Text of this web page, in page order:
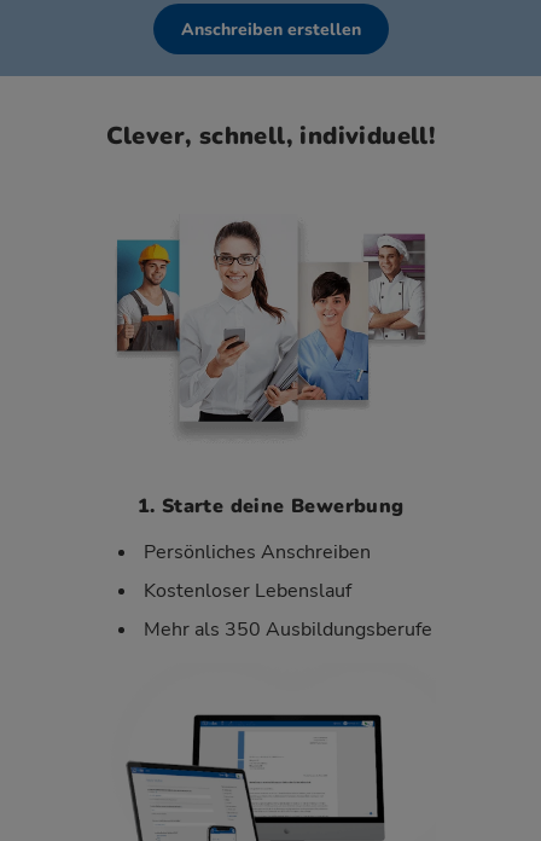
Anschreiben erstellen
Clever, schnell, individuell!
1. Starte deine Bewerbung
Persönliches Anschreiben
Kostenloser Lebenslauf
Mehr als 350 Ausbildungsberufe